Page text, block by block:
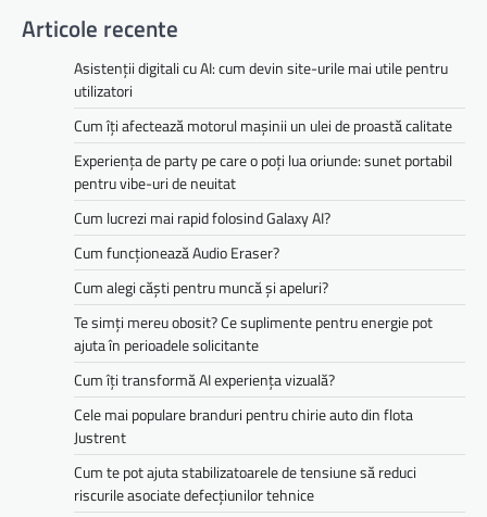
Articole recente
Asistenții digitali cu AI: cum devin site-urile mai utile pentru
utilizatori
Cum îți afectează motorul mașinii un ulei de proastă calitate
Experiența de party pe care o poți lua oriunde: sunet portabil
pentru vibe-uri de neuitat
Cum lucrezi mai rapid folosind Galaxy AI?
Cum funcționează Audio Eraser?
Cum alegi căști pentru muncă și apeluri?
Te simți mereu obosit? Ce suplimente pentru energie pot
ajuta în perioadele solicitante
Cum îți transformă AI experiența vizuală?
Cele mai populare branduri pentru chirie auto din flota
Justrent
Cum te pot ajuta stabilizatoarele de tensiune să reduci
riscurile asociate defecțiunilor tehnice